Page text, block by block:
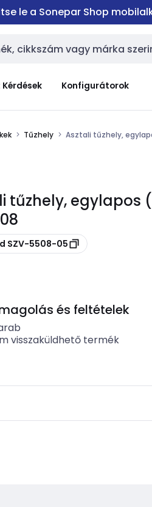
le a Sonepar Shop
Konfigurátorok
Tűzhely Asztali tűzhely,
tűzhely, egylapos
SZV-5508-05
és feltételek
visszaküldhető termék